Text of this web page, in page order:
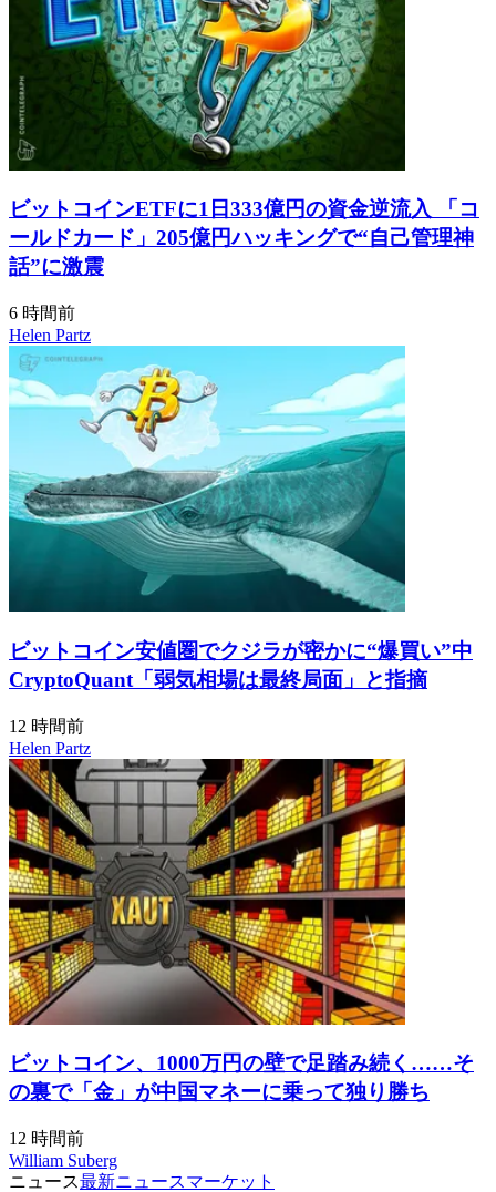
ビットコインETFに1日333億円の資金逆流入 「コ
ールドカード」205億円ハッキングで“自己管理神
話”に激震
6 時間前
Helen Partz
ビットコイン安値圏でクジラが密かに“爆買い”中
CryptoQuant「弱気相場は最終局面」と指摘
12 時間前
Helen Partz
ビットコイン、1000万円の壁で足踏み続く……そ
の裏で「金」が中国マネーに乗って独り勝ち
12 時間前
William Suberg
ニュース最新ニュースマーケット